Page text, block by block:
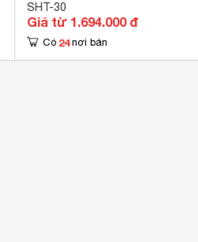
SHT-30
Giá từ 1.694.000 đ
Có 24 nơi bán